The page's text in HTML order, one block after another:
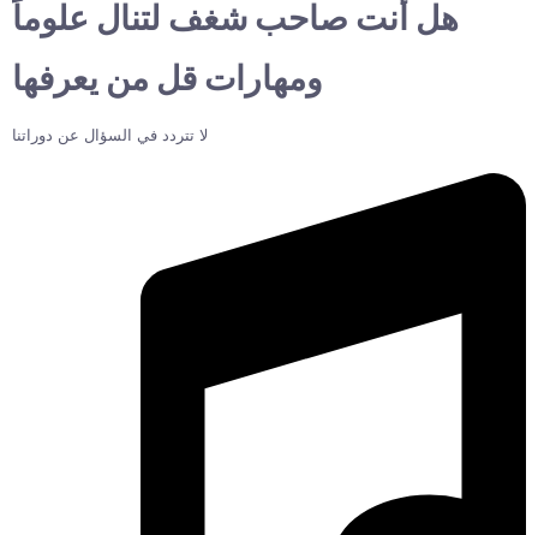
هل أنت صاحب شغف لتنال علوماً
ومهارات قل من يعرفها
لا تتردد في السؤال عن دوراتنا